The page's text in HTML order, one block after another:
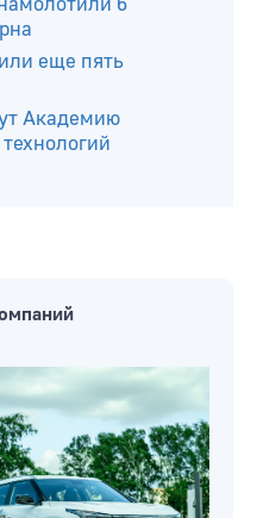
еще пять
Академию